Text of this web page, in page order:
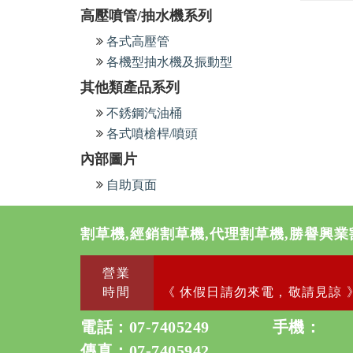
高壓噴管/抽水機系列
各式高壓管
各機型抽水機及振動型
其他類產品系列
不銹鋼汽油桶
各式噴槍桿/噴頭
內部圖片
自助頁面
割草機,經銷割草機,代理割草機,勝譽興業
營業
時間
《 休假日請勿來電，敬請見諒 》
電話： 07-7405249
手機：